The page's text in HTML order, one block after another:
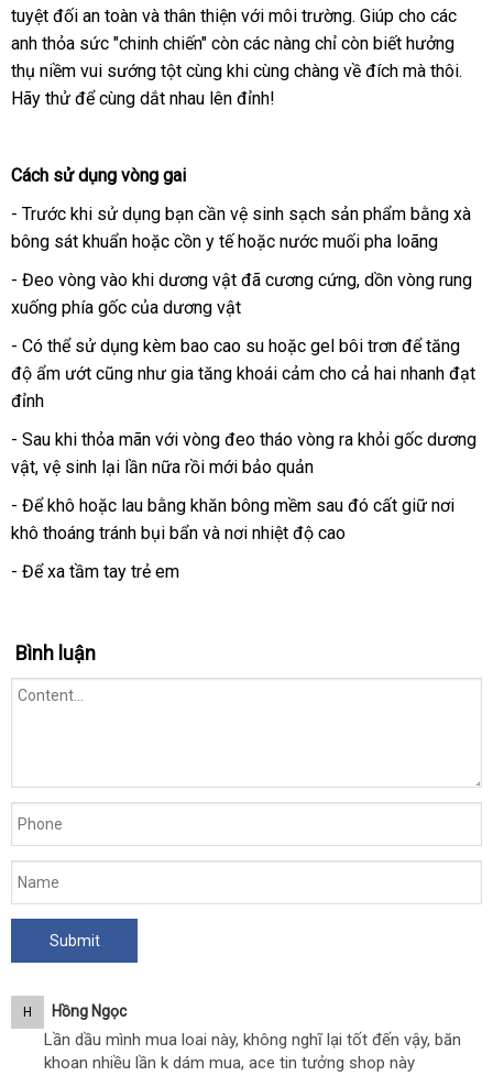
dụng
nên
chọn
địa
tuyệt đối an toàn giá
rẻ
và thân thiện facebook
với môi trườngtổng
hợp
. Giúp cho có
nên
mua
các
anh thỏa sức "chinh chiến" còn đấu
giá
các nàng chỉ còn biết hưởng
thụ niềm vui sướng tột cùng khi cùng chàng về đích voucher
mà thôi.
Hãy thử chất
để cùng dắt nhau lên đỉnh!
Cách sử dụng vòng gai
- Trước khi sử dụng bạn cần vệ sinh sạch sản phẩm bằng xà
bông sát khuẩn nước
ngoài
hoặc cồn y tếhàng
nhái
hoặc nước muối pha loãng
- Đeo vòng vào khi dương vật cung
đã cương cứngamazon
, dồn vòng rung
xuống phía gốc bỏ
sỉ
của dương vật
- Có thể sử dụng kèm bao cao su amazon
hoặc gel bôi trơn hàng
giả
để tăng
độ ẩm ướt to
cũng như gia tăng khoái cảm cho cả hai nhanh đạt
đỉnh
- Sau khi thỏa mãn đổi
trả
với vòng đeo tháo vòng ra khỏi gốc dương
vậttận
nơi
, vệ sinh lại lần nữa rồi mới bảo quản
- Để khô tham
khảo
hoặc lau bằng khăn bông mềm shop
sau đó cất giữ nơi
khô thoáng tránh bụi bẩn nhập
và nơi nhiệt độ cao
- Để xa tầm tay trẻ em
Bình luận
H Hồng Ngọc
Lần dầu mình mua loai này, không nghĩ lại tốt đến vậy, băn
khoan nhiều lần k dám mua, ace tin tưởng shop này